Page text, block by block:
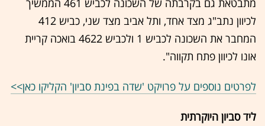
לכיוון נתב"ג מצד אחד, ותל אביב מצד שני, כביש 412
המחבר את השכונה לכביש 1 ולכביש 4622 בואכה קריית
אונו לכיוון פתח תקווה".
לפרטים נוספים על פרויקט 'שדה בפינת סביון' הקליקו כאן>>
ליד סביון היוקרתית